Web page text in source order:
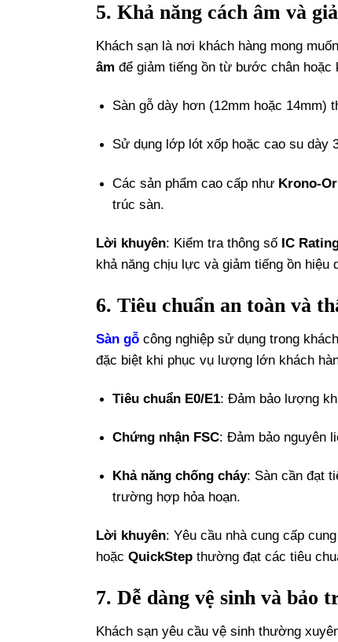
5. Khả năng cách âm và
Khách sạn là nơi khách hàng mong
âm để giảm tiếng ồn từ bước chân hoặc
Sàn gỗ dày hơn (12mm hoặc 14mm)
Sử dụng lớp lót xốp hoặc cao su dày
Các sản phẩm cao cấp như Krono-
trúc sàn.
Lời khuyên: Kiểm tra thông số IC
khả năng chịu lực và giảm tiếng ồn hiệu
6. Tiêu chuẩn an toàn và
Sàn gỗ công nghiệp sử dụng trong
đặc biệt khi phục vụ lượng lớn khách
Tiêu chuẩn E0/E1: Đảm bảo lượng
Chứng nhận FSC: Đảm bảo nguyên
Khả năng chống cháy: Sàn cần đạt
trường hợp hỏa hoạn.
Lời khuyên: Yêu cầu nhà cung cấp
hoặc QuickStep thường đạt các tiêu
7. Dễ dàng vệ sinh và bảo
Khách sạn yêu cầu vệ sinh thường